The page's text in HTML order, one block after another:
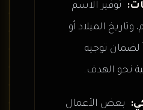
توفير الاسم
الميلاد أو
توجيه
نحو الهدف.
بعض الأعمال